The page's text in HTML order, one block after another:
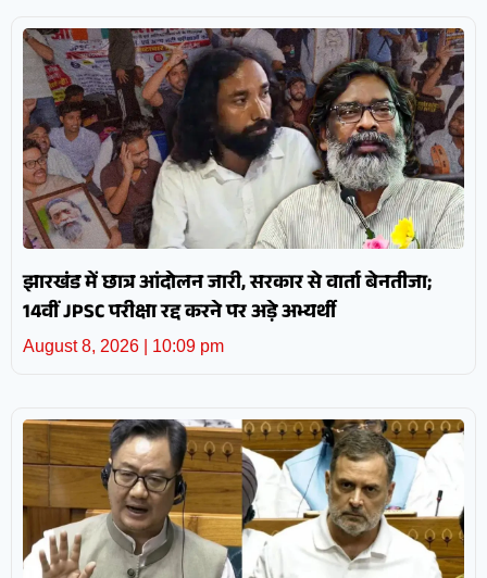
झारखंड में छात्र आंदोलन जारी, सरकार से वार्ता बेनतीजा;
14वीं JPSC परीक्षा रद्द करने पर अड़े अभ्यर्थी
August 8, 2026 10:09 pm